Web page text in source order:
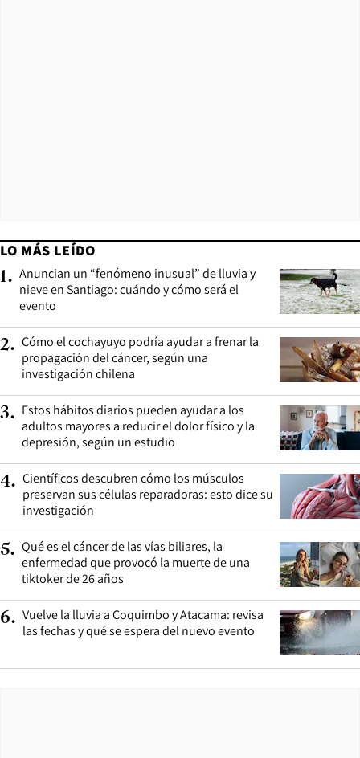
LO MÁS LEÍDO
1. Anuncian un “fenómeno inusual” de lluvia y
nieve en Santiago: cuándo y cómo será el
evento
2. Cómo el cochayuyo podría ayudar a frenar la
propagación del cáncer, según una
investigación chilena
3. Estos hábitos diarios pueden ayudar a los
adultos mayores a reducir el dolor físico y la
depresión, según un estudio
4. Científicos descubren cómo los músculos
preservan sus células reparadoras: esto dice su
investigación
5. Qué es el cáncer de las vías biliares, la
enfermedad que provocó la muerte de una
tiktoker de 26 años
6. Vuelve la lluvia a Coquimbo y Atacama: revisa
las fechas y qué se espera del nuevo evento